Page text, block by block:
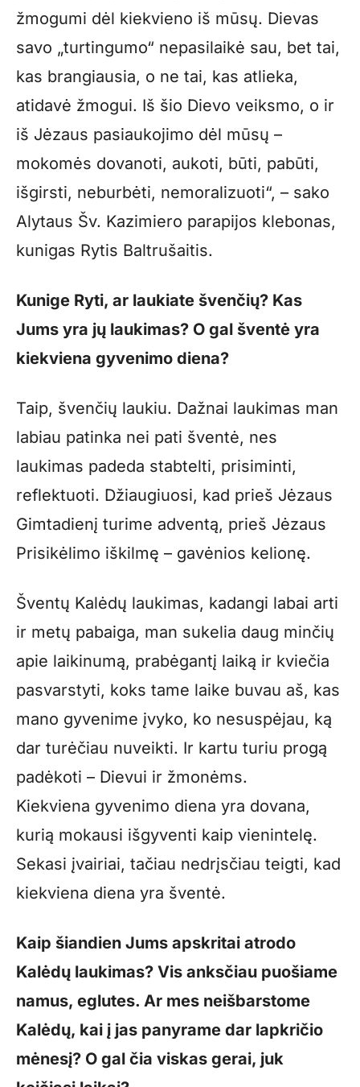
žmogumi dėl kiekvieno iš mūsų. Dievas
savo „turtingumo“ nepasilaikė sau, bet tai,
kas brangiausia, o ne tai, kas atlieka,
atidavė žmogui. Iš šio Dievo veiksmo, o ir
iš Jėzaus pasiaukojimo dėl mūsų –
mokomės dovanoti, aukoti, būti, pabūti,
išgirsti, neburbėti, nemoralizuoti“, – sako
Alytaus Šv. Kazimiero parapijos klebonas,
kunigas Rytis Baltrušaitis.
Kunige Ryti, ar laukiate švenčių? Kas
Jums yra jų laukimas? O gal šventė yra
kiekviena gyvenimo diena?
Taip, švenčių laukiu. Dažnai laukimas man
labiau patinka nei pati šventė, nes
laukimas padeda stabtelti, prisiminti,
reflektuoti. Džiaugiuosi, kad prieš Jėzaus
Gimtadienį turime adventą, prieš Jėzaus
Prisikėlimo iškilmę – gavėnios kelionę.
Šventų Kalėdų laukimas, kadangi labai arti
ir metų pabaiga, man sukelia daug minčių
apie laikinumą, prabėgantį laiką ir kviečia
pasvarstyti, koks tame laike buvau aš, kas
mano gyvenime įvyko, ko nesuspėjau, ką
dar turėčiau nuveikti. Ir kartu turiu progą
padėkoti – Dievui ir žmonėms.
Kiekviena gyvenimo diena yra dovana,
kurią mokausi išgyventi kaip vienintelę.
Sekasi įvairiai, tačiau nedrįsčiau teigti, kad
kiekviena diena yra šventė.
Kaip šiandien Jums apskritai atrodo
Kalėdų laukimas? Vis anksčiau puošiame
namus, eglutes. Ar mes neišbarstome
Kalėdų, kai į jas panyrame dar lapkričio
mėnesį? O gal čia viskas gerai, juk